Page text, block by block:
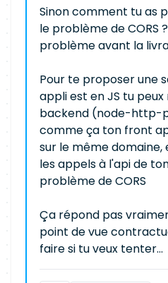
Sinon comment tu as
le problème de CORS
problème avant la
Pour te proposer une
appli est en JS tu
backend (node-http-
comme ça ton front
sur le même
les appels à l'api de
problème de CORS
Ça répond pas
point de vue
faire si tu veux tenter...